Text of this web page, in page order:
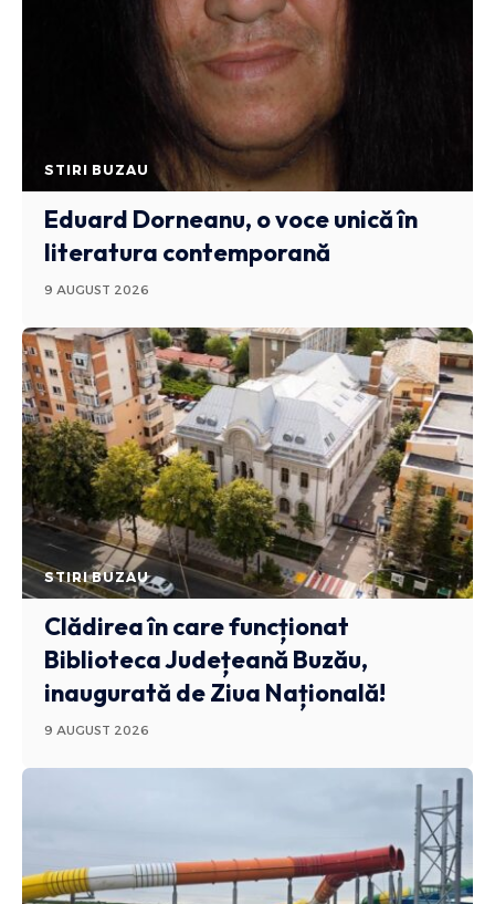
STIRI BUZAU
Eduard Dorneanu, o voce unică în
literatura contemporană
9 AUGUST 2026
STIRI BUZAU
Clădirea în care funcționat
Biblioteca Județeană Buzău,
inaugurată de Ziua Națională!
9 AUGUST 2026